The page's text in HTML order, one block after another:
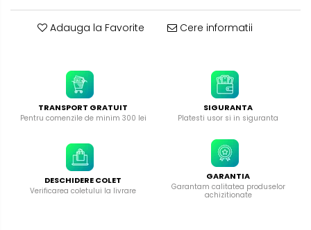
Adauga la Favorite Cere informatii
TRANSPORT GRATUIT
Pentru comenzile de minim 300 lei
SIGURANTA
Platesti usor si in siguranta
DESCHIDERE COLET
Verificarea coletului la livrare
GARANTIA
Garantam calitatea produselor
achizitionate